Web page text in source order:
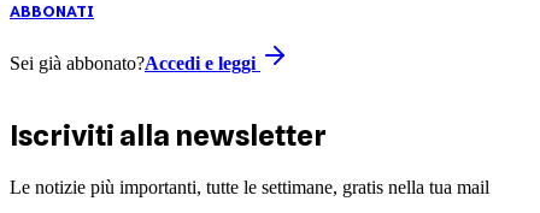
ABBONATI
Sei già abbonato?Accedi e leggi
Iscriviti alla newsletter
Le notizie più importanti, tutte le settimane, gratis nella tua mail